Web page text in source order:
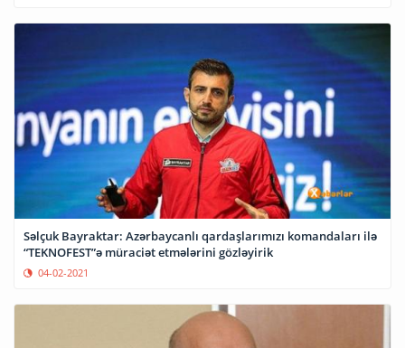
Səlçuk Bayraktar: Azərbaycanlı qardaşlarımızı komandaları ilə
“TEKNOFEST”ə müraciət etmələrini gözləyirik
04-02-2021